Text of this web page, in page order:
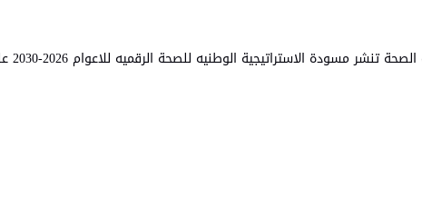
تنشر مسودة الاستراتيجية الوطنيه للصحة الرقميه للاعوام 2026-2030 على منصة تواصل للاستشارة و ابداء الرأي